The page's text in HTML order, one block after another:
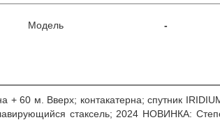
Модель -
+ 60 м. Вверх; контакатерна; спутник
стаксель; 2024 НОВИНКА: